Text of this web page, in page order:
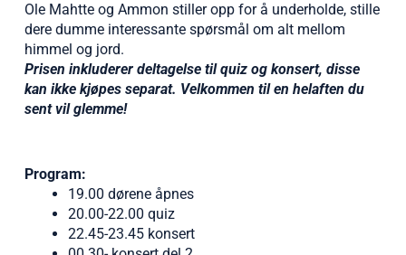
Ole Mahtte og Ammon stiller opp for å underholde, stille
dere dumme interessante spørsmål om alt mellom
himmel og jord.
Prisen inkluderer deltagelse til quiz og konsert, disse
kan ikke kjøpes separat. Velkommen til en helaften du
sent vil glemme!
Program:
19.00 dørene åpnes
20.00-22.00 quiz
22.45-23.45 konsert